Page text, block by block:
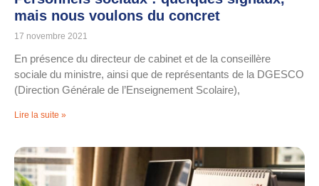
mais nous voulons du concret
17 novembre 2021
En présence du directeur de cabinet et de la conseillère
sociale du ministre, ainsi que de représentants de la DGESCO
(Direction Générale de l’Enseignement Scolaire),
Lire la suite »